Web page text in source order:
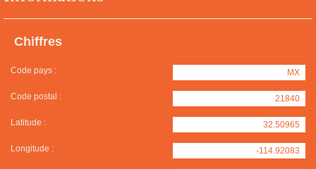
Chiffres
Code pays : MX
Code postal : 21840
Latitude : 32.50965
Longitude : -114.92083